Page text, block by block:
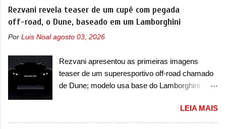
picape, é uma verdadeira revolução no
mercado automotivo. Há alguns anos era
improvável pensar que uma picape chagaria ao
Strada fez. Mais do que isso: ela é a prova viva
que time que está ganhando se mexe sim. Ao
longo da sua história, ela...
nosso mercado até início de 2012 e com
certeza foi um grandioso lançamento da
Chevrolet que assustou a concorrência. Nesse
ano também era lançada a nova geração do
ganhava uma nova geração feita do zero,
apelidada de "Bolinha" por suas formas
arredondadas. Além do Gol, outro Volkswagen
Rezvani revela teaser de um cupê com pegada
off-road, o Dune, baseado em um Lamborghini
Por Luis Noal agosto 03, 2026
Rezvani apresentou as primeiras imagens
teaser de um superesportivo off-road chamado
de Dune; modelo usa base do Lamborghini
apresentou as primeiras imagens teaser de um
novo superesportivo que vai oferecer aos seus
LEIA MAIS